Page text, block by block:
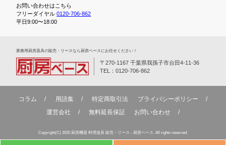
お問い合わせはこちら
フリーダイヤル0120-706-862
平日9:00〜18:00
業務⽤厨房器具の販売・リースなら厨房ベースにお任せください！
〒270-1167 千葉県我孫子市台田4-11-36
TEL：0120-706-862
コラム 用語集 特定商取引法
プライバシーポリシー
運営会社
無料延⻑保証 お問い合わせ
Copyright(C) 2020 厨房機器 料理道具 販売・リース - 厨房ベース. All rights reserved.